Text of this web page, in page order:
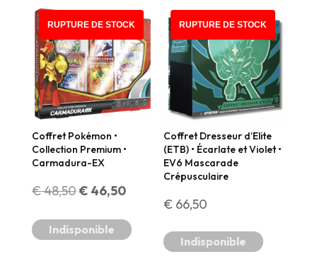
PROMO !
RUPTURE DE STOCK
Coffret Pokémon •
Collection Premium •
Carmadura-EX
€48,50Le
prix
€ 46,50Le
prix
Indisponible
RUPTURE DE STOCK
Coffret Dresseur d’Elite
(ETB) • Écarlate et Violet •
EV6 Mascarade
Crépusculaire
€ 66,50
Indisponible